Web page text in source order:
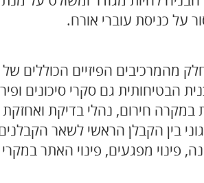
על כניסת עוברי אורח.
מהמרכיבים הפיזיים הכוללים
הבטיחותית גם סקרי סיכונים
חירום, נהלי בדיקת ואחזקת
בין הקבלן הראשי לשאר
פינוי מפגעים, פינוי האתר